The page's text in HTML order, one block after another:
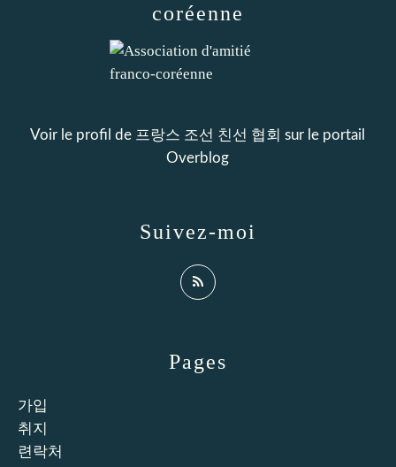
Pages
가입
취지
련락처
coréenne
Voir le profil de 프랑스 조선 친선 협회 sur le portail
Overblog
Suivez-moi